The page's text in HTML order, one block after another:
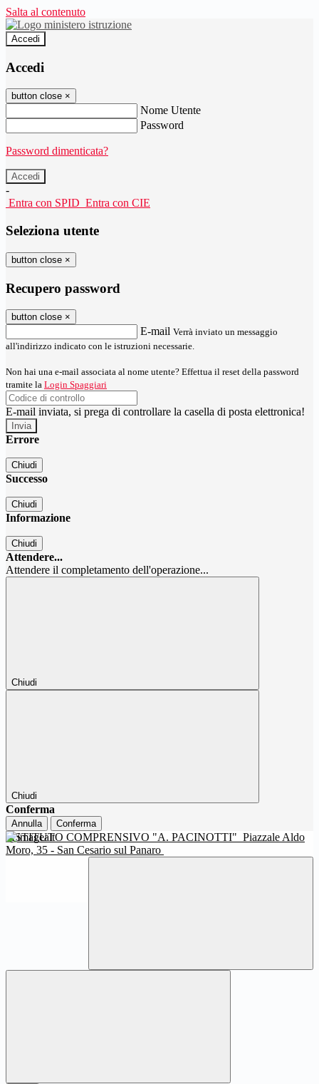
Salta al contenuto
Accedi
Accedi
button close ×
Nome Utente
Password
Password dimenticata?
-
Entra con SPID Entra con CIE
Seleziona utente
button close ×
Recupero password
button close ×
E-mail Verrà inviato un messaggio
all'indirizzo indicato con le istruzioni necessarie.
Non hai una e-mail associata al nome utente? Effettua il reset della password
tramite la Login Spaggiari
E-mail inviata, si prega di controllare la casella di posta elettronica!
Errore
Chiudi
Successo
Chiudi
Informazione
Chiudi
Attendere...
Attendere il completamento dell'operazione...
Chiudi
Chiudi
Conferma
Annulla Conferma
ISTITUTO COMPRENSIVO "A. PACINOTTI" Piazzale Aldo
Moro, 35 - San Cesario sul Panaro